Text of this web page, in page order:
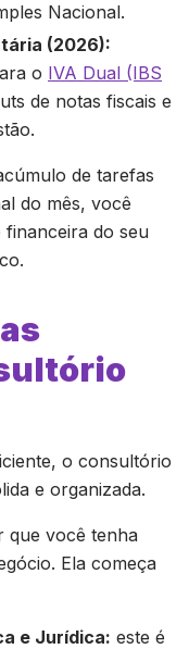
Nacional.
(2026):
o IVA Dual (IBS
de notas fiscais e
de tarefas
do mês, você
do seu
o consultório
e organizada.
que você tenha
Ela começa
e Jurídica: este é